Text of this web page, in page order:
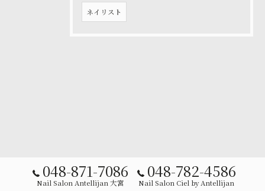
ネイリスト
048-871-7086
Nail Salon Antellijan 大宮
048-782-4586
Nail Salon Ciel by Antellijan